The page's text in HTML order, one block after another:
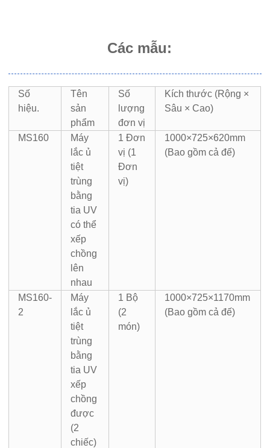
Các mẫu:
Số
hiệu.
Tên
sản
phẩm
Số
lượng
đơn vị
Kích thước (Rộng ×
Sâu × Cao)
MS160
Máy
lắc ủ
tiệt
trùng
bằng
tia UV
có thể
xếp
chồng
lên
nhau
1 Đơn
vị (1
Đơn
vị)
1000×725×620mm
(Bao gồm cả đế)
MS160-
2
Máy
lắc ủ
tiệt
trùng
bằng
tia UV
xếp
chồng
được
(2
chiếc)
1 Bộ
(2
món)
1000×725×1170mm
(Bao gồm cả đế)